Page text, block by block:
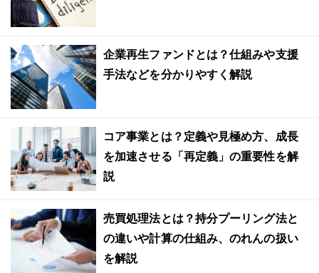
企業再生ファンドとは？仕組みや支援
手法などを分かりやすく解説
コア事業とは？定義や見極め方、成長
を加速させる「再定義」の重要性を解
説
売買処理法とは？持分プーリング法と
の違いや計算の仕組み、のれんの扱い
を解説